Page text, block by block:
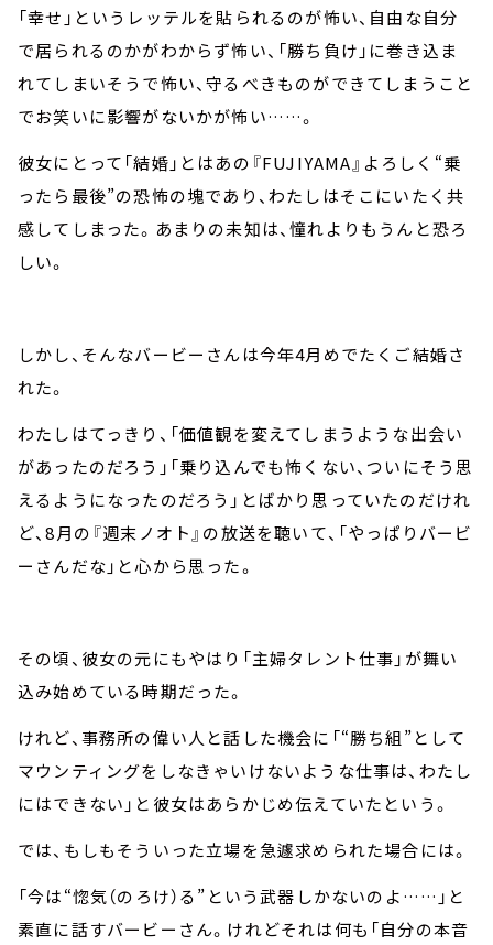
「幸せ」というレッテルを貼られるのが怖い、自由な自分
で居られるのかがわからず怖い、「勝ち負け」に巻き込ま
れてしまいそうで怖い、守るべきものができてしまうこと
でお笑いに影響がないかが怖い……。
彼女にとって「結婚」とはあの『FUJIYAMA』よろしく“乗
ったら最後”の恐怖の塊であり、わたしはそこにいたく共
感してしまった。あまりの未知は、憧れよりもうんと恐ろ
しい。
しかし、そんなバービーさんは今年4月めでたくご結婚さ
れた。
わたしはてっきり、「価値観を変えてしまうような出会い
があったのだろう」「乗り込んでも怖くない、ついにそう思
えるようになったのだろう」とばかり思っていたのだけれ
ど、8月の『週末ノオト』の放送を聴いて、「やっぱりバービ
ーさんだな」と心から思った。
その頃、彼女の元にもやはり「主婦タレント仕事」が舞い
込み始めている時期だった。
けれど、事務所の偉い人と話した機会に「“勝ち組”として
マウンティングをしなきゃいけないような仕事は、わたし
にはできない」と彼女はあらかじめ伝えていたという。
では、もしもそういった立場を急遽求められた場合には。
「今は“惚気（のろけ）る”という武器しかないのよ……」と
素直に話すバービーさん。けれどそれは何も「自分の本音